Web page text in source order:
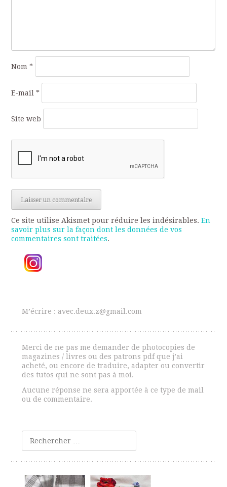
Nom*
E-mail*
Site web
Ce site utilise Akismet pour réduire les indésirables.En
savoir plus sur la façon dont les données de vos
commentaires sont traitées.
M’écrire : avec.deux.z@gmail.com
Merci de ne pas me demander de photocopies de
magazines / livres ou des patrons pdf que j’ai
acheté, ou encore de traduire, adapter ou convertir
des tutos qui ne sont pas à moi.
Aucune réponse ne sera apportée à ce type de mail
ou de commentaire.
Rechercher